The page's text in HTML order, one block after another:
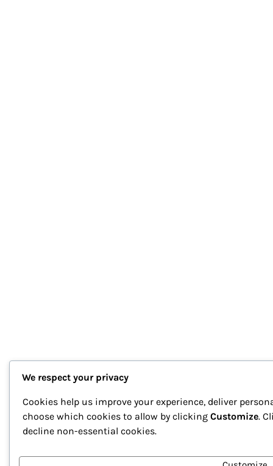
We respect your privacy
Cookies help us improve your experience, deliver
choose which cookies to allow by clicking Customize.
decline non-essential cookies.